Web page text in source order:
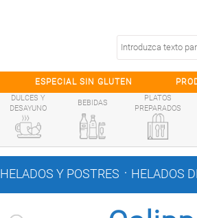
ESPECIAL SIN GLUTEN
DULCES Y
DESAYUNO
BEBIDAS
PLATOS
PREPARADOS
HELADOS Y POSTRES . HELADOS